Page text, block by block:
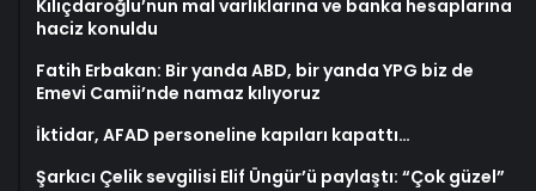
Kılıçdaroğlu’nun mal varlıklarına ve banka hesaplarına
haciz konuldu
Fatih Erbakan: Bir yanda ABD, bir yanda YPG biz de
Emevi Camii’nde namaz kılıyoruz
İktidar, AFAD personeline kapıları kapattı…
Şarkıcı Çelik sevgilisi Elif Üngür’ü paylaştı: “Çok güzel”